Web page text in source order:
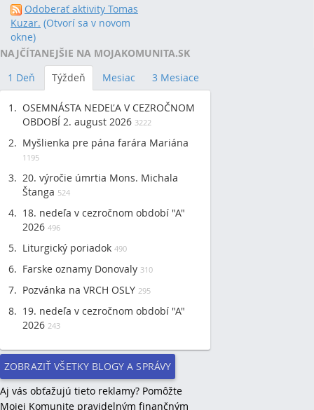
Odoberať aktivity Tomas
Kuzar. (Otvorí sa v novom
okne)
NAJČÍTANEJŠIE NA MOJAKOMUNITA.SK
1 Deň
Týždeň Mesiac 3 Mesiace
OSEMNÁSTA NEDEĽA V CEZROČNOM
OBDOBÍ 2. august 2026 3222
Myšlienka pre pána farára Mariána
1195
20. výročie úmrtia Mons. Michala
Štanga 524
18. nedeľa v cezročnom období "A"
2026 496
Liturgický poriadok 490
Farske oznamy Donovaly 310
Pozvánka na VRCH OSLY 295
19. nedeľa v cezročnom období "A"
2026 243
ZOBRAZIŤ VŠETKY BLOGY A SPRÁVY
Aj vás obťažujú tieto reklamy? Pomôžte
Mojej Komunite pravidelným finančným